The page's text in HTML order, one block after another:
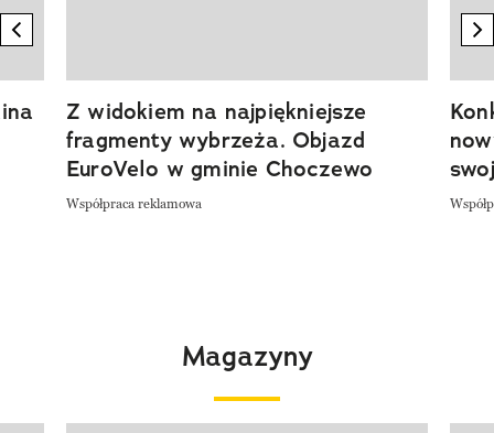
previous element
Z widokiem na najpiękniejsze
fragmenty wybrzeża. Objazd
EuroVelo w gminie Choczewo
Współpraca reklamowa
Magazyny